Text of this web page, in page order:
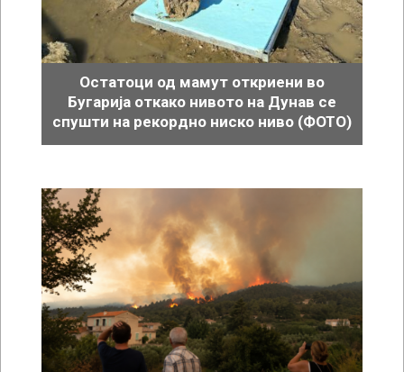
Остатоци од мамут откриени во
Бугарија откако нивото на Дунав се
спушти на рекордно ниско ниво (ФОТО)